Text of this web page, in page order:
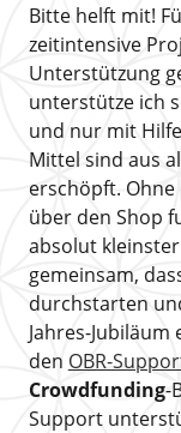
Bitte helft mit!
zeitintensive
Unterstützung
unterstütze ich
und nur mit
Mittel sind aus
erschöpft.
über den Shop
absolut
gemeinsam,
durchstarten
Jahres-
den OBR-
Crowdfunding-
Support